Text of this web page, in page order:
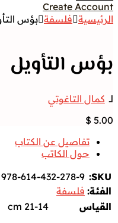
Create Account
الرئيسية فلسفة بؤس
بؤس التأويل
لــ كمال التاغوتي
$ 5.00
تفاصيل عن الكتاب
حول الكاتب
SKU:
978-614-432-278-9
الفئة: فلسفة
القياس
21-14 cm